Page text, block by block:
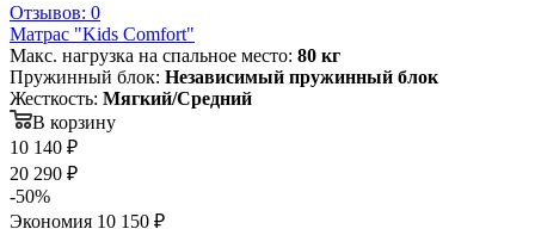
Отзывов: 0
Матрас "Kids Comfort"
Макс. нагрузка на спальное место: 80 кг
Пружинный блок: Независимый пружинный блок
Жесткость: Мягкий/Средний
В корзину
10 140 ₽
20 290 ₽
-50%
Экономия 10 150 ₽